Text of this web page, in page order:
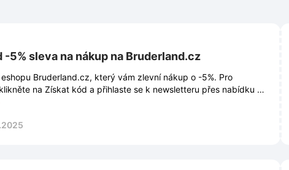
5% sleva na nákup na Bruderland.cz
Bruderland.cz, který vám zlevní nákup o -5%. Pro
na Získat kód a přihlaste se k newsletteru přes nabídku ve
Budete tak mít přehled o nejnovějších kolekcích a